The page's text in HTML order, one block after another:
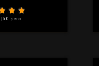
ממוצע: 5.0